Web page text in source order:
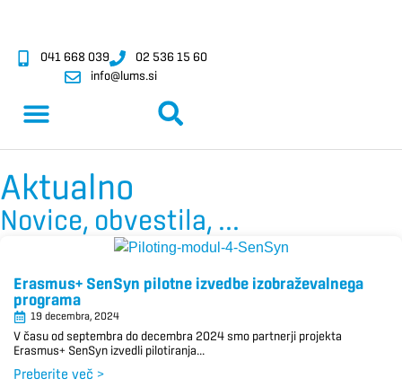
041 668 039
02 536 15 60
info@lums.si
Aktualno
Novice, obvestila, ...
Erasmus+ SenSyn pilotne izvedbe izobraževalnega
programa
19 decembra, 2024
V času od septembra do decembra 2024 smo partnerji projekta
Erasmus+ SenSyn izvedli pilotiranja...
Preberite več >